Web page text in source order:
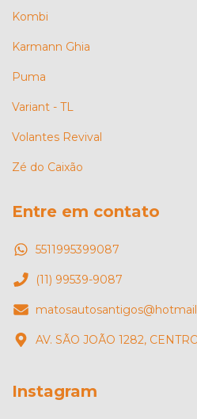
Kombi
Karmann Ghia
Puma
Variant - TL
Volantes Revival
Zé do Caixão
Entre em contato
5511995399087
(11) 99539-9087
AV. SÃO JOÃO 1282,
Instagram